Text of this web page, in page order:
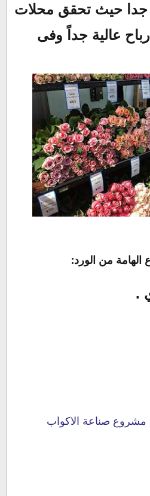
جدا حيث تحقق محلات
عالية جداً وفى
من الورد:
.
صناعة الاكواب